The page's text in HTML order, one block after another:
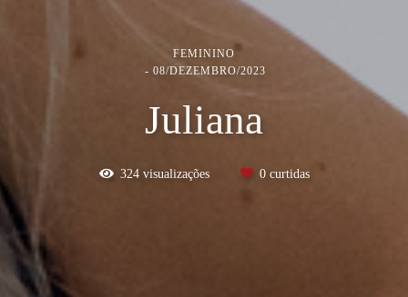
FEMININO
08/DEZEMBRO/2023
Juliana
324visualizações 0curtidas